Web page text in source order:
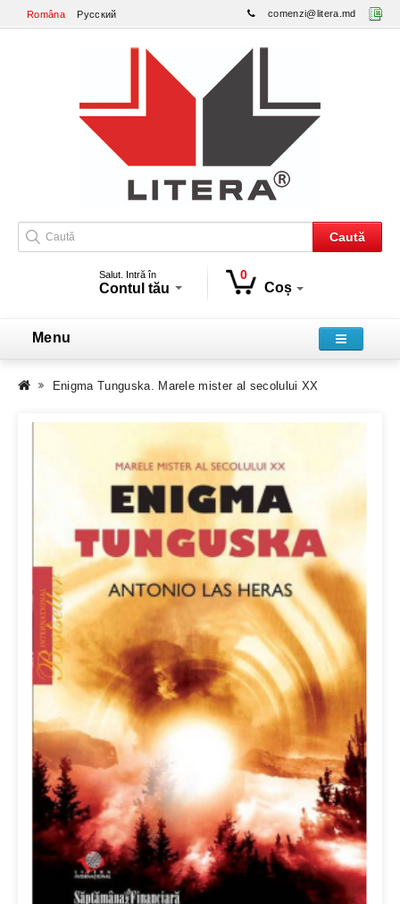
Româna Русский comenzi@litera.md
Caută
Salut. Intră în
Contul tău
0
Coș
Menu
Enigma Tunguska. Marele mister al secolului XX